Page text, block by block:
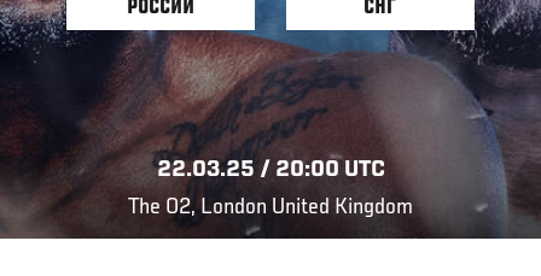
РОССИИ
СНГ
22.03.25 / 20:00 UTC
The O2, London United Kingdom